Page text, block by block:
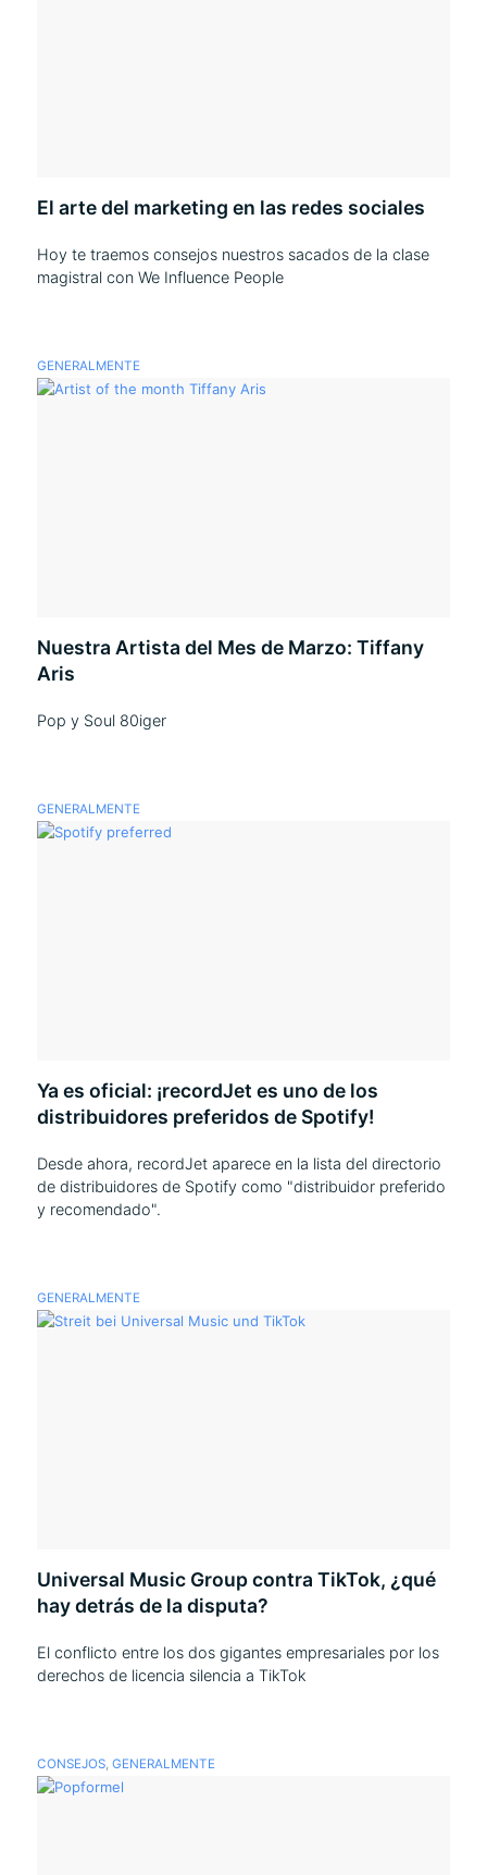
El arte del marketing en las redes sociales
Hoy te traemos consejos nuestros sacados de la clase
magistral con We Influence People
GENERALMENTE
Nuestra Artista del Mes de Marzo: Tiffany
Aris
Pop y Soul 80iger
GENERALMENTE
Ya es oficial: ¡recordJet es uno de los
distribuidores preferidos de Spotify!
Desde ahora, recordJet aparece en la lista del directorio
de distribuidores de Spotify como "distribuidor preferido
y recomendado".
GENERALMENTE
Universal Music Group contra TikTok, ¿qué
hay detrás de la disputa?
El conflicto entre los dos gigantes empresariales por los
derechos de licencia silencia a TikTok
CONSEJOS, GENERALMENTE